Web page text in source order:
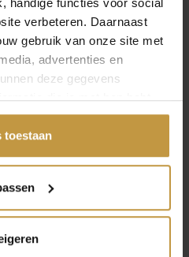
verbeteren. Daarnaast
gebruik van onze site met
advertenties en
deze gegevens
die je met hen hebt
via jouw gebruik van
toestaanO28GR GROEN
Direct leverbaar, 1